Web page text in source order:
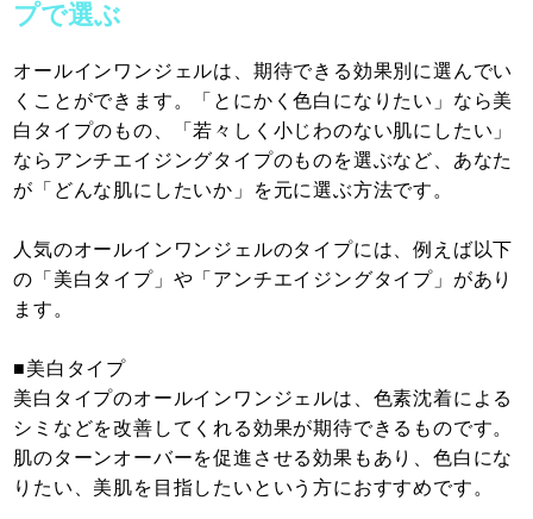
プで選ぶ
オールインワンジェルは、期待できる効果別に選んでい
くことができます。「とにかく色白になりたい」なら美
白タイプのもの、「若々しく小じわのない肌にしたい」
ならアンチエイジングタイプのものを選ぶなど、あなた
が「どんな肌にしたいか」を元に選ぶ方法です。
人気のオールインワンジェルのタイプには、例えば以下
の「美白タイプ」や「アンチエイジングタイプ」があり
ます。
■美白タイプ
美白タイプのオールインワンジェルは、色素沈着による
シミなどを改善してくれる効果が期待できるものです。
肌のターンオーバーを促進させる効果もあり、色白にな
りたい、美肌を目指したいという方におすすめです。